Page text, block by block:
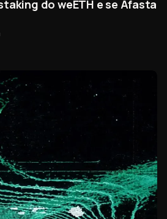
do weETH e se Afasta